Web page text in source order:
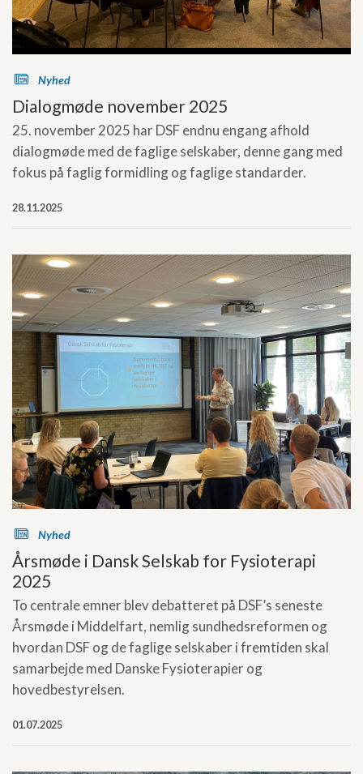
s Nyhed
Dialogmøde november 2025
25. november 2025 har DSF endnu engang afhold
dialogmøde med de faglige selskaber, denne gang med
fokus på faglig formidling og faglige standarder.
28.11.2025
s Nyhed
Årsmøde i Dansk Selskab for Fysioterapi
2025
To centrale emner blev debatteret på DSF’s seneste
Årsmøde i Middelfart, nemlig sundhedsreformen og
hvordan DSF og de faglige selskaber i fremtiden skal
samarbejde med Danske Fysioterapier og
hovedbestyrelsen.
01.07.2025